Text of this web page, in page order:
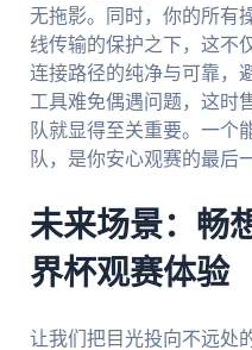
无拖影。同时，你的所有
线传输的保护之下，这不
连接路径的纯净与可靠，
工具难免偶遇问题，这时
队就显得至关重要。一个
队，是你安心观赛的最后
未来场景：畅
界杯观赛体验
让我们把目光投向不远处